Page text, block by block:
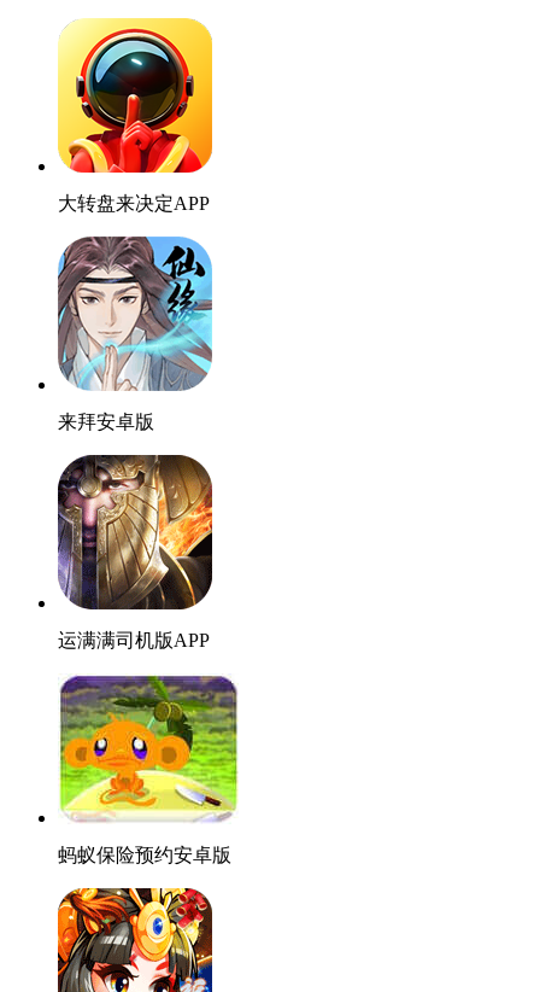
大转盘来决定APP
来拜安卓版
运满满司机版APP
蚂蚁保险预约安卓版